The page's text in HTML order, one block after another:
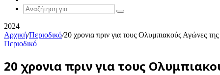
Article
Αναζήτηση
2024
Αρχική/Περιοδικό/20 χρονια πριν για τους Ολυμπιακούς Αγώνες
Περιοδικό
20 χρονια πριν για τους